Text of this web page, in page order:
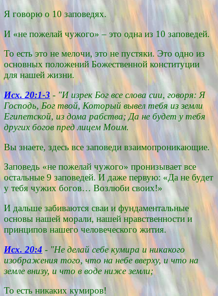
Я говорю о 10 заповедях.
И «не пожелай чужого» – это одна из 10 заповедей.
То есть это не мелочи, это не пустяки. Это одно из
основных положений Божественной конституции
для нашей жизни.
Исх. 20:1-3 - "И изрек Бог все слова сии, говоря: Я
Господь, Бог твой, Который вывел тебя из земли
Египетской, из дома рабства; Да не будет у тебя
других богов пред лицем Моим.
Вы знаете, здесь все заповеди взаимопроникающие.
Заповедь «не пожелай чужого» пронизывает все
остальные 9 заповедей. И даже первую: «Да не будет
у тебя чужих богов… Возлюби своих!»
И дальше забиваются сваи и фундаментальные
основы нашей морали, нашей нравственности и
принципов нашего человеческого жития.
Исх. 20:4 - "Не делай себе кумира и никакого
изображения того, что на небе вверху, и что на
земле внизу, и что в воде ниже земли;
То есть никаких кумиров!